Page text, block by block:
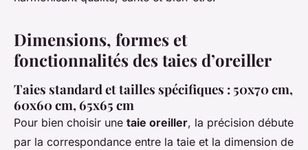
Dimensions, formes et
fonctionnalités des taies d’oreiller
Taies standard et tailles spécifiques : 50x70 cm,
60x60 cm, 65x65 cm
Pour bien choisir une taie oreiller, la précision débute
par la correspondance entre la taie et la dimension de